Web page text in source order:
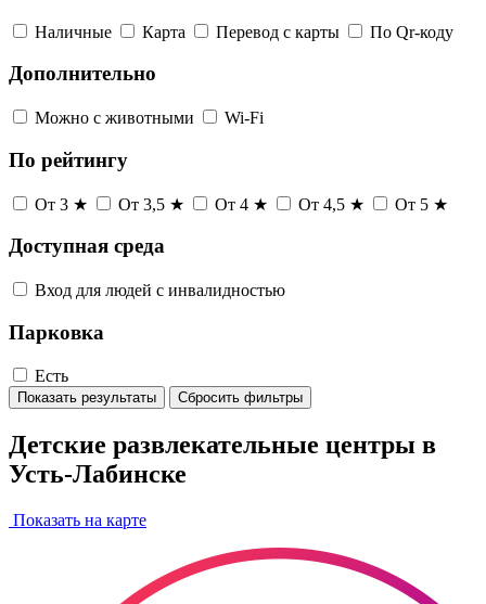
Наличные Карта Перевод с карты По Qr-коду
Дополнительно
Можно с животными Wi-Fi
По рейтингу
От 3 ★ От 3,5 ★ От 4 ★ От 4,5 ★ От 5 ★
Доступная среда
Вход для людей с инвалидностью
Парковка
Есть
Показать результаты Сбросить фильтры
Детские развлекательные центры в
Усть-Лабинске
Показать на карте